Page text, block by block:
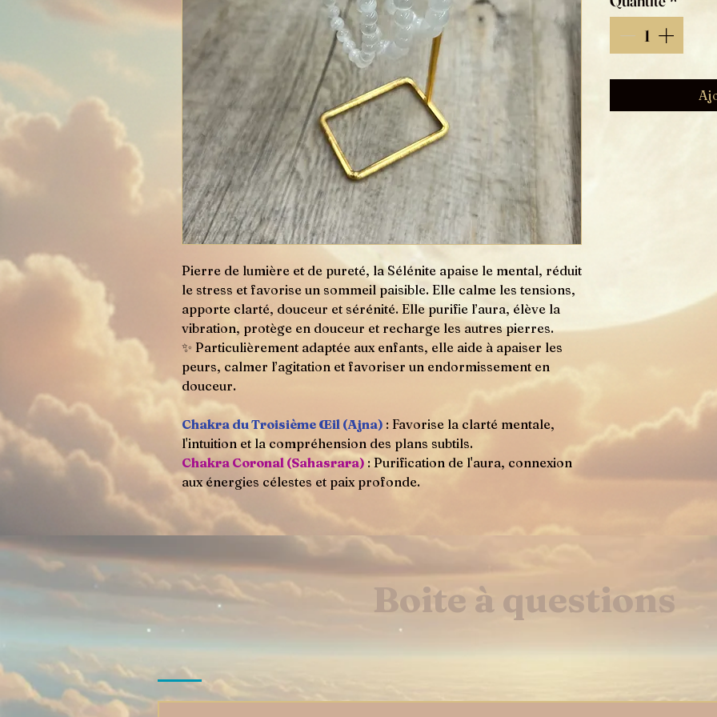
Pierre de lumière et de pureté, la Sélénite apaise le mental, réduit
le stress et favorise un sommeil paisible. Elle calme les tensions,
apporte clarté, douceur et sérénité. Elle purifie l’aura, élève la
vibration, protège en douceur et recharge les autres pierres.
✨ Particulièrement adaptée aux enfants, elle aide à apaiser les
peurs, calmer l’agitation et favoriser un endormissement en
douceur.
Chakra du Troisième Œil (Ajna) : Favorise la clarté mentale,
l'intuition et la compréhension des plans subtils.
Chakra Coronal (Sahasrara) : Purification de l'aura, connexion
aux énergies célestes et paix profonde.
Boite à questions